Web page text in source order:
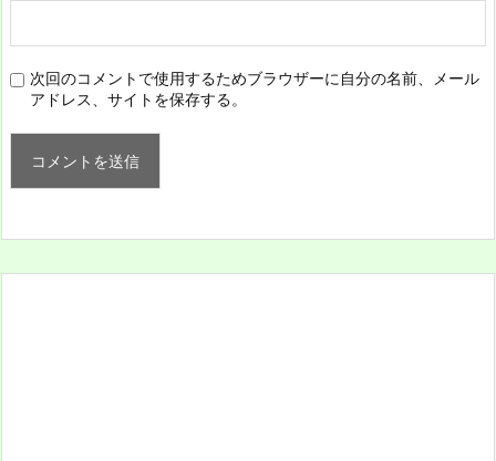
次回のコメントで使用するためブラウザーに自分の名前、メール
アドレス、サイトを保存する。